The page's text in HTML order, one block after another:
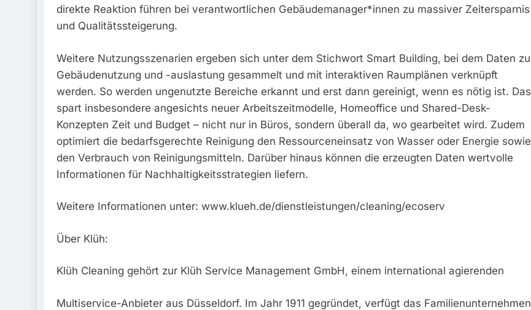
direkte Reaktion führen bei verantwortlichen Gebäudemanager*innen zu massiver Zeitersparnis
und Qualitätssteigerung.
Weitere Nutzungsszenarien ergeben sich unter dem Stichwort Smart Building, bei dem Daten zu
Gebäudenutzung und -auslastung gesammelt und mit interaktiven Raumplänen verknüpft
werden. So werden ungenutzte Bereiche erkannt und erst dann gereinigt, wenn es nötig ist. Das
spart insbesondere angesichts neuer Arbeitszeitmodelle, Homeoffice und Shared-Desk-
Konzepten Zeit und Budget – nicht nur in Büros, sondern überall da, wo gearbeitet wird. Zudem
optimiert die bedarfsgerechte Reinigung den Ressourceneinsatz von Wasser oder Energie sowie
den Verbrauch von Reinigungsmitteln. Darüber hinaus können die erzeugten Daten wertvolle
Informationen für Nachhaltigkeitsstrategien liefern.
Weitere Informationen unter: www.klueh.de/dienstleistungen/cleaning/ecoserv
Über Klüh:
Klüh Cleaning gehört zur Klüh Service Management GmbH, einem international agierenden
Multiservice-Anbieter aus Düsseldorf. Im Jahr 1911 gegründet, verfügt das Familienunternehmen